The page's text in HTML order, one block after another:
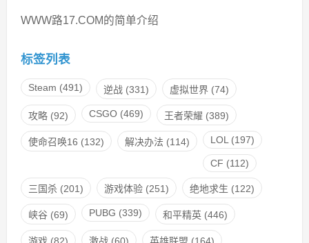
WWW路17.COM的简单介绍
标签列表
Steam (491) 逆战(331) 虚拟世界(74)
攻略(92) CSGO(469) 王者荣耀 (389)
使命召唤16 (132) 解决办法 (114) LOL (197)
CF (112)
三国杀(201) 游戏体验(251) 绝地求生 (122)
峡谷(69) PUBG (339) 和平精英(446)